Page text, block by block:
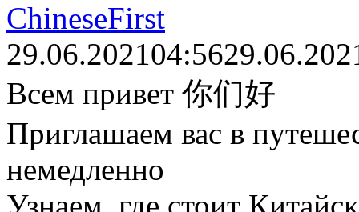
ChineseFirst
29.06.202104:56
Всем привет 你们好
Приглашаем вас в
немедленно